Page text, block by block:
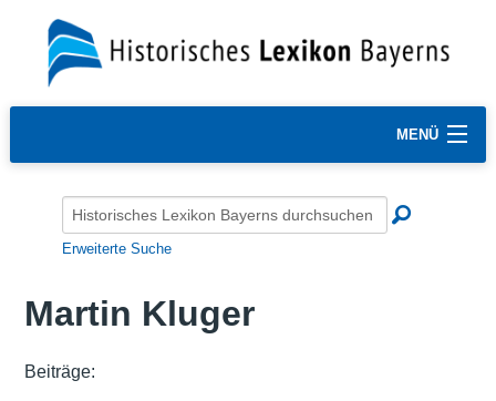
MENÜ
Erweiterte Suche
Martin Kluger
Beiträge: